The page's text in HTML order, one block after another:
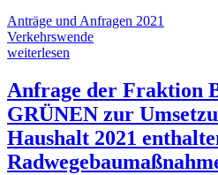
Anträge und Anfragen 2021
Verkehrswende
weiterlesen
Anfrage der Fraktion
GRÜNEN zur
Haushalt 2021